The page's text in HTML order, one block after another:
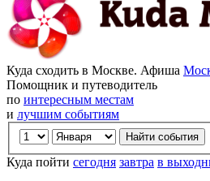
Куда сходить в Москве. Афиша
Помощник и путеводитель
по интересным местам
и лучшим событиям
Куда пойти сегодня завтра в